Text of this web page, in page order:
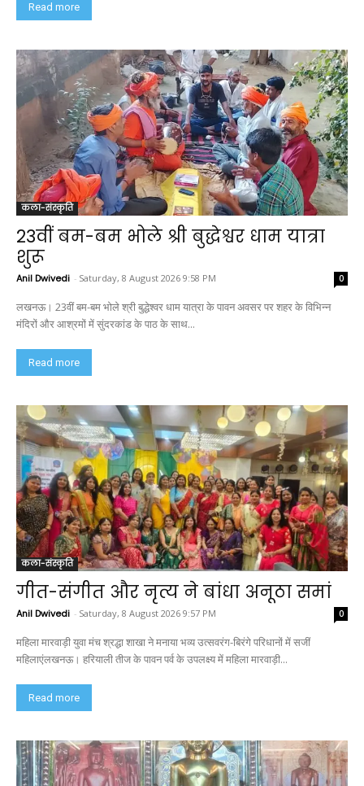
Read more
कला-संस्कृति
23वीं बम-बम भोले श्री बुद्धेश्वर धाम यात्रा
शुरू
Anil Dwivedi - Saturday, 8 August 2026 9:58 PM 0
लखनऊ। 23वीं बम-बम भोले श्री बुद्धेश्वर धाम यात्रा के पावन अवसर पर शहर के विभिन्न
मंदिरों और आश्रमों में सुंदरकांड के पाठ के साथ...
Read more
कला-संस्कृति
गीत-संगीत और नृत्य ने बांधा अनूठा समां
Anil Dwivedi - Saturday, 8 August 2026 9:57 PM 0
महिला मारवाड़ी युवा मंच श्रद्धा शाखा ने मनाया भव्य उत्सवरंग-बिरंगे परिधानों में सजीं
महिलाएंलखनऊ। हरियाली तीज के पावन पर्व के उपलक्ष्य में महिला मारवाड़ी...
Read more